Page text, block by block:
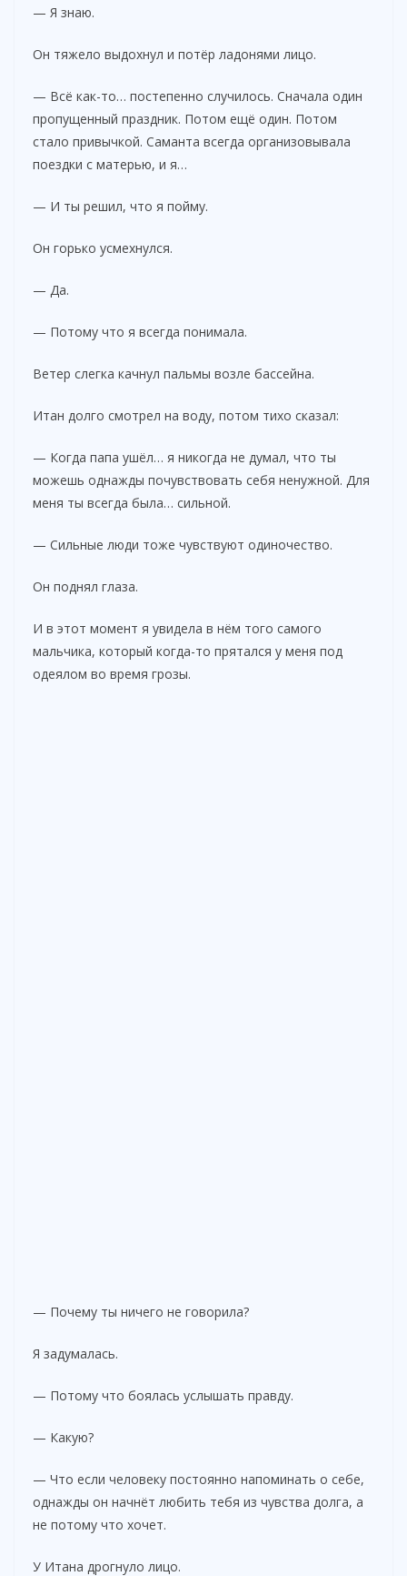
— Я знаю.
Он тяжело выдохнул и потёр ладонями лицо.
— Всё как-то… постепенно случилось. Сначала один
пропущенный праздник. Потом ещё один. Потом
стало привычкой. Саманта всегда организовывала
поездки с матерью, и я…
— И ты решил, что я пойму.
Он горько усмехнулся.
— Да.
— Потому что я всегда понимала.
Ветер слегка качнул пальмы возле бассейна.
Итан долго смотрел на воду, потом тихо сказал:
— Когда папа ушёл… я никогда не думал, что ты
можешь однажды почувствовать себя ненужной. Для
меня ты всегда была… сильной.
— Сильные люди тоже чувствуют одиночество.
Он поднял глаза.
И в этот момент я увидела в нём того самого
мальчика, который когда-то прятался у меня под
одеялом во время грозы.
— Почему ты ничего не говорила?
Я задумалась.
— Потому что боялась услышать правду.
— Какую?
— Что если человеку постоянно напоминать о себе,
однажды он начнёт любить тебя из чувства долга, а
не потому что хочет.
У Итана дрогнуло лицо.